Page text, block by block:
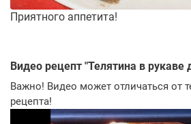
Приятного аппетита!
Видео рецепт "Телятина в рукаве
Важно! Видео может отличаться от
рецепта!